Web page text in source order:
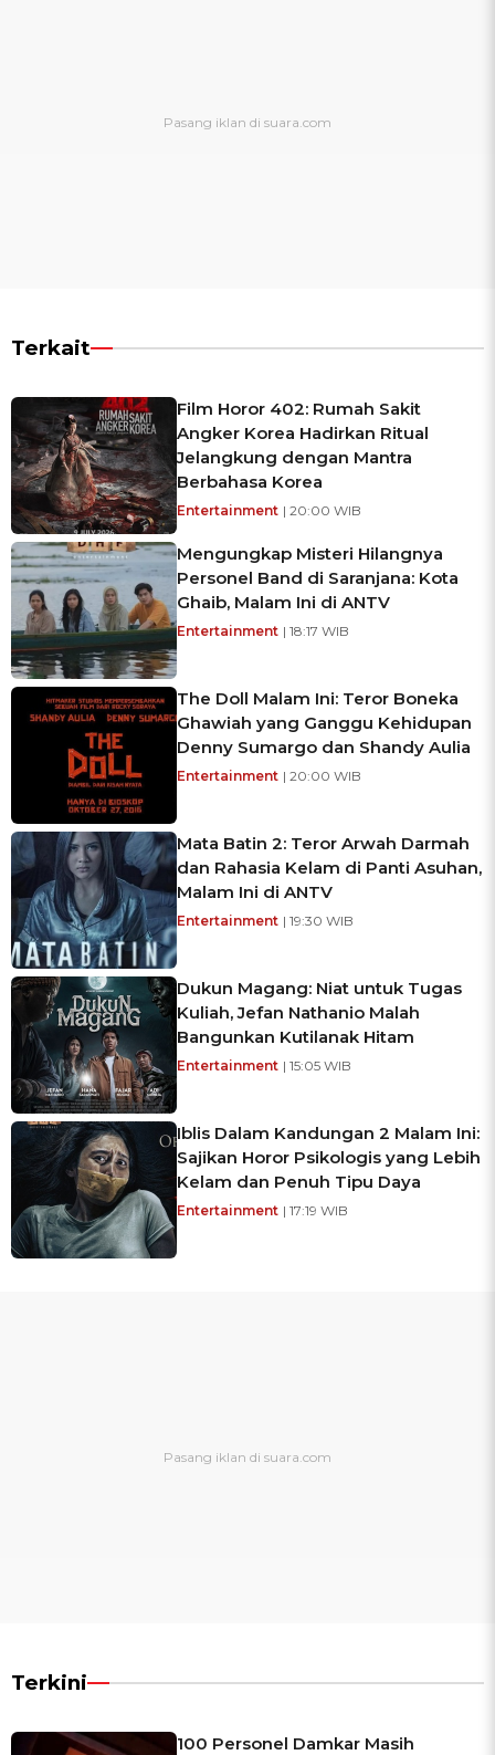
Terkait
Film Horor 402: Rumah Sakit
Angker Korea Hadirkan Ritual
Jelangkung dengan Mantra
Berbahasa Korea
Entertainment | 20:00 WIB
Mengungkap Misteri Hilangnya
Personel Band di Saranjana: Kota
Ghaib, Malam Ini di ANTV
Entertainment | 18:17 WIB
The Doll Malam Ini: Teror Boneka
Ghawiah yang Ganggu Kehidupan
Denny Sumargo dan Shandy Aulia
Entertainment | 20:00 WIB
Mata Batin 2: Teror Arwah Darmah
dan Rahasia Kelam di Panti Asuhan,
Malam Ini di ANTV
Entertainment | 19:30 WIB
Dukun Magang: Niat untuk Tugas
Kuliah, Jefan Nathanio Malah
Bangunkan Kutilanak Hitam
Entertainment | 15:05 WIB
Iblis Dalam Kandungan 2 Malam Ini:
Sajikan Horor Psikologis yang Lebih
Kelam dan Penuh Tipu Daya
Entertainment | 17:19 WIB
Terkini
100 Personel Damkar Masih